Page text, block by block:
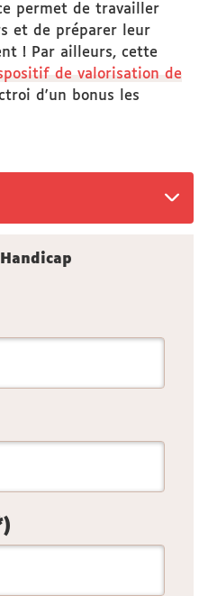
permet de travailler
et de préparer leur
! Par ailleurs, cette
de valorisation de
d'un bonus les